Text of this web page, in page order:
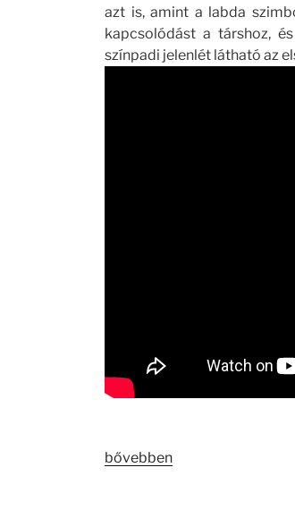
azt is, amint a labda
kapcsolódást a társhoz,
színpadi jelenlét látható az
„Beszámoló
bővebben